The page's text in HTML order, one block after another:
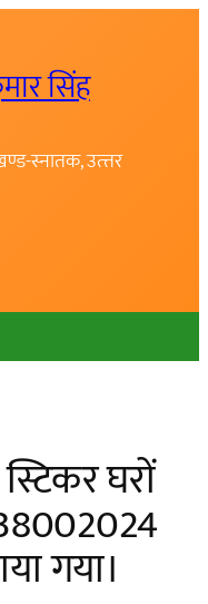
सिंह
स्नातक, उत्त्तर
घरों
गया।